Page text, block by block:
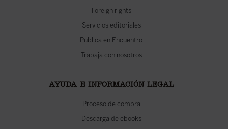
Foreign rights
Servicios editoriales
Publica en Encuentro
Trabaja con nosotros
AYUDA E INFORMACIÓN LEGAL
Proceso de compra
Descarga de ebooks